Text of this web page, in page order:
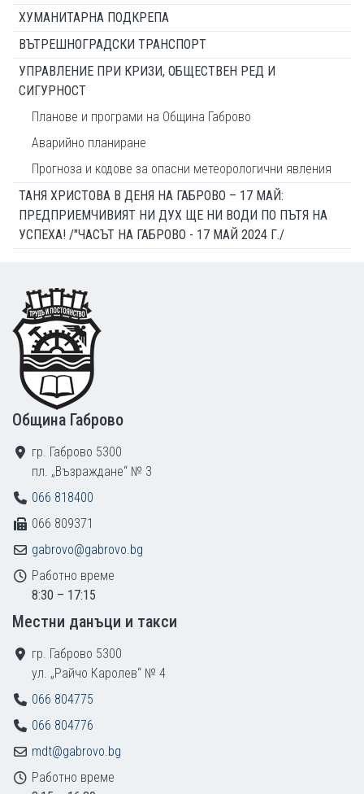
ХУМАНИТАРНА ПОДКРЕПА
ВЪТРЕШНОГРАДСКИ ТРАНСПОРТ
УПРАВЛЕНИЕ ПРИ КРИЗИ, ОБЩЕСТВЕН РЕД И
СИГУРНОСТ
Планове и програми на Община Габрово
Аварийно планиране
Прогноза и кодове за опасни метеорологични явления
ТАНЯ ХРИСТОВА В ДЕНЯ НА ГАБРОВО – 17 МАЙ:
ПРЕДПРИЕМЧИВИЯТ НИ ДУХ ЩЕ НИ ВОДИ ПО ПЪТЯ НА
УСПЕХА! /"ЧАСЪТ НА ГАБРОВО - 17 МАЙ 2024 Г./
Footer
Община Габрово
гр. Габрово 5300
пл. „Възраждане“ № 3
066 818400
066 809371
gabrovo@gabrovo.bg
Работно време
8:30 – 17:15
Местни данъци и такси
гр. Габрово 5300
ул. „Райчо Каролев“ № 4
066 804775
066 804776
mdt@gabrovo.bg
Работно време